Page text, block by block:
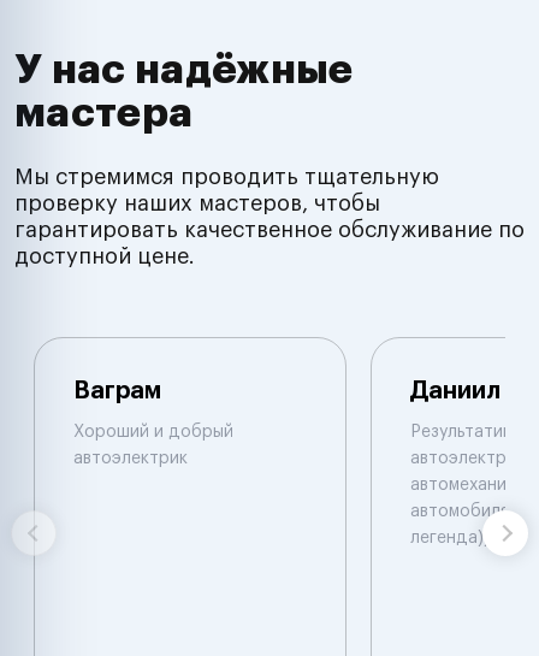
У нас надёжные
мастера
Мы стремимся проводить тщательную
проверку наших мастеров, чтобы
гарантировать качественное обслуживание по
доступной цене.
Ваграм
Хороший и добрый
автоэлектрик
Даниил
автоэлектрик и
автомеханик
автомобилям.
легенда))